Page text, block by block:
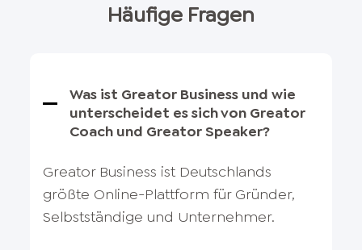
Häufige Fragen
Was ist Greator Business und wie
unterscheidet es sich von Greator
Coach und Greator Speaker?
Greator Business ist Deutschlands
größte Online-Plattform für Gründer,
Selbstständige und Unternehmer.